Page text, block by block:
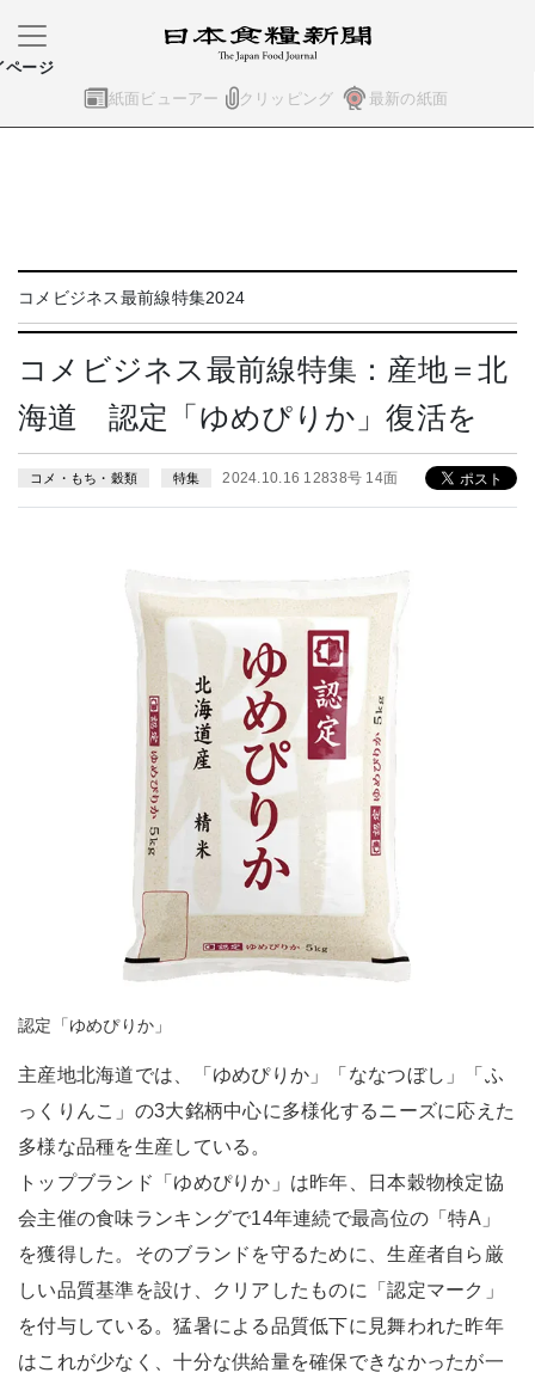
紙面ビューアー クリッピング 最新の紙面
ページ
コメビジネス最前線特集2024
コメビジネス最前線特集：産地＝北
海道 認定「ゆめぴりか」復活を
コメ・もち・穀類 特集 2024.10.16 12838号 14面
認定「ゆめぴりか」
主産地北海道では、「ゆめぴりか」「ななつぼし」「ふ
っくりんこ」の3大銘柄中心に多様化するニーズに応えた
多様な品種を生産している。
トップブランド「ゆめぴりか」は昨年、日本穀物検定協
会主催の食味ランキングで14年連続で最高位の「特A」
を獲得した。そのブランドを守るために、生産者自ら厳
しい品質基準を設け、クリアしたものに「認定マーク」
を付与している。猛暑による品質低下に見舞われた昨年
はこれが少なく、十分な供給量を確保できなかったが一